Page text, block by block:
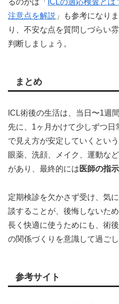
注意点を解説 」も参考になり
り、不安な点を質問しづらい
判断しましょう。
まとめ
ICL術後の生活は、当日〜1週
先に、1ヶ月かけて少しずつ
で見え方が安定していくとい
眼薬、洗顔、メイク、運動な
があり、最終的には 医師の指
定期検診を欠かさず受け、気
談することが、後悔しないた
長く快適に使うためにも、術
の関係づくりを意識して過ごし
参考サイト